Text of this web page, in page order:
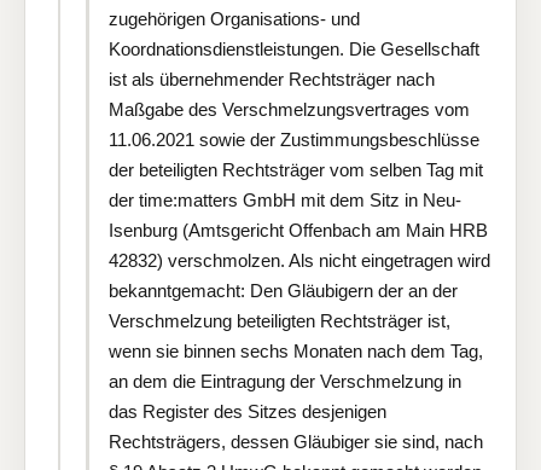
zugehörigen Organisations- und
Koordnationsdienstleistungen. Die Gesellschaft
ist als übernehmender Rechtsträger nach
Maßgabe des Verschmelzungsvertrages vom
11.06.2021 sowie der Zustimmungsbeschlüsse
der beteiligten Rechtsträger vom selben Tag mit
der time:matters GmbH mit dem Sitz in Neu-
Isenburg (Amtsgericht Offenbach am Main HRB
42832) verschmolzen. Als nicht eingetragen wird
bekanntgemacht: Den Gläubigern der an der
Verschmelzung beteiligten Rechtsträger ist,
wenn sie binnen sechs Monaten nach dem Tag,
an dem die Eintragung der Verschmelzung in
das Register des Sitzes desjenigen
Rechtsträgers, dessen Gläubiger sie sind, nach